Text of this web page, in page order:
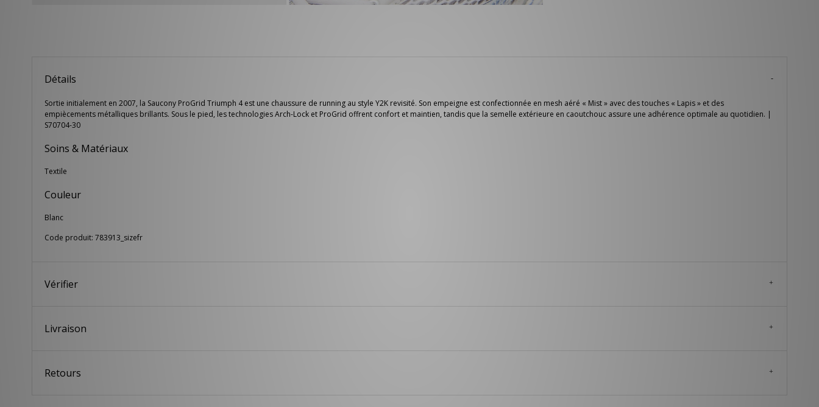
Détails
Sortie initialement en 2007, la Saucony ProGrid Triumph 4 est une chaussure de running au style Y2K revisité. Son empeigne est confectionnée en mesh aéré « Mist » avec des touches « Lapis » et des
empiècements métalliques brillants. Sous le pied, les technologies Arch-Lock et ProGrid offrent confort et maintien, tandis que la semelle extérieure en caoutchouc assure une adhérence optimale au quotidien. |
S70704-30
Soins & Matériaux
Textile
Couleur
Blanc
Code produit: 783913_sizefr
Vérifier
Livraison
Retours